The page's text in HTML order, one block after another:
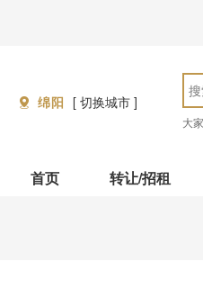
绵阳 [ 切换城市 ]
大
首页 转让/招租